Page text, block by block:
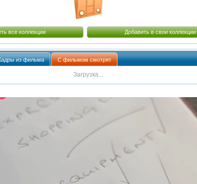
все коллекции Добавить в свои коллекции
из фильма С фильмом смотрят
Загрузка...